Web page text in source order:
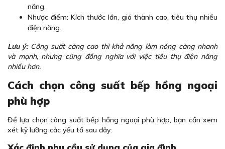
năng.
Nhược điểm: Kích thước lớn, giá thành cao, tiêu thụ nhiều
điện năng.
Lưu ý:Công suất càng cao thì khả năng làm nóng càng nhanh
và mạnh, nhưng cũng đồng nghĩa với việc tiêu thụ điện năng
nhiều hơn.
Cách chọn công suất bếp hồng ngoại
phù hợp
Để lựa chọn công suất bếp hồng ngoại phù hợp, bạn cần xem
xét kỹ lưỡng các yếu tố sau đây: